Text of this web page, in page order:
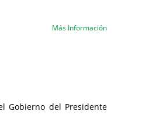
Más Información
Gobierno del Presidente